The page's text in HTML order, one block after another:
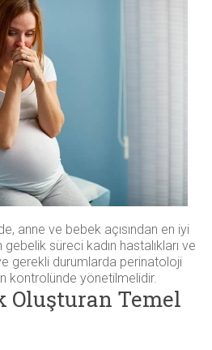
anne ve bebek açısından en iyi
süreci kadın hastalıkları ve
gerekli durumlarda perinatoloji
kontrolünde yönetilmelidir.
Oluşturan Temel